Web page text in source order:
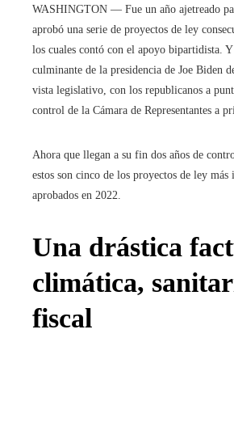
WASHINGTON — Fue un año ajetreado
aprobó una serie de proyectos de ley
los cuales contó con el apoyo bipartidista.
culminante de la presidencia de Joe Biden
vista legislativo, con los republicanos a
control de la Cámara de Representantes a
Ahora que llegan a su fin dos años de
estos son cinco de los proyectos de ley más
aprobados en 2022.
Una drástica
climática,
fiscal